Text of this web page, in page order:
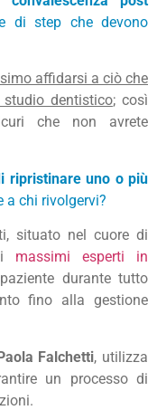
di step che devono
affidarsi a ciò che
dentistico; così
che non avrete
ripristinare uno o più
a chi rivolgervi?
situato nel cuore di
i massimi esperti in
durante tutto
fino alla gestione
Falchetti, utilizza
un processo di